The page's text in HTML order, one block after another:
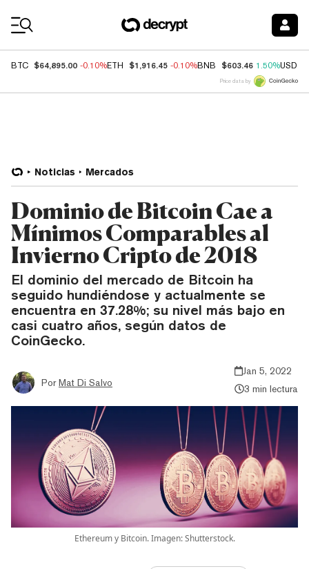
BTC $64,895.00 -0.10%ETH $1,916.45 -0.10%BNB $603.46 1.50%USDC
Price data by
Noticias Mercados
Dominio de Bitcoin Cae a
Mínimos Comparables al
Invierno Cripto de 2018
El dominio del mercado de Bitcoin ha
seguido hundiéndose y actualmente se
encuentra en 37.28%; su nivel más bajo en
casi cuatro años, según datos de
CoinGecko.
Por Mat Di Salvo
Jan 5, 2022
3 min lectura
Ethereum y Bitcoin. Imagen: Shutterstock.